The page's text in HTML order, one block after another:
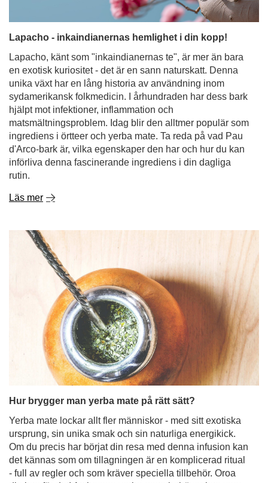
unika växt har en lång historia av användning inom
sydamerikansk folkmedicin. I århundraden har dess bark
hjälpt mot infektioner, inflammation och
ingrediens i örtteer och yerba mate. Ta reda på vad Pau
d'Arco-bark är, vilka egenskaper den har och hur du kan
införliva denna fascinerande ingrediens i din dagliga
rutin.
Läs mer
Hur brygger man yerba mate på rätt sätt?
Yerba mate lockar allt fler människor - med sitt exotiska
ursprung, sin unika smak och sin naturliga energikick.
Om du precis har börjat din resa med denna infusion kan
det kännas som om tillagningen är en komplicerad ritual
- full av regler och som kräver speciella tillbehör. Oroa
svårt alls. I det här blogginlägget visar vi dig steg för steg
hur du gör det på rätt sätt - utan stress och utan löv
mellan tänderna. Njut av läsningen!
Läs mer